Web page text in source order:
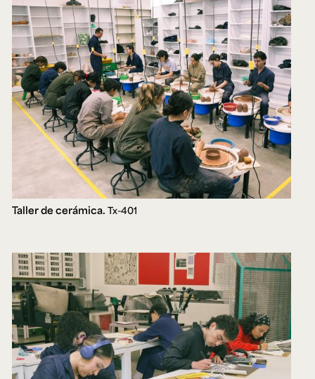
Taller de cerámica. Tx-401